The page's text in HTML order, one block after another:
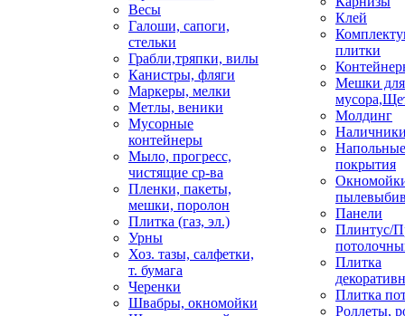
Весы
Галоши, сапоги,
стельки
Грабли,тряпки, вилы
Канистры, фляги
Маркеры, мелки
Метлы, веники
Мусорные
контейнеры
Мыло, прогресс,
чистящие ср-ва
Пленки, пакеты,
мешки, поролон
Плитка (газ, эл.)
Урны
Хоз. тазы, салфетки,
т. бумага
Черенки
Швабры, окномойки
Клей
плитки
Мешки для
Молдинг
Напольные
покрытия
Панели
Плинтус/
Плитка
Плитка
Роллеты,